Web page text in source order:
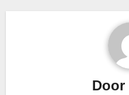
Door